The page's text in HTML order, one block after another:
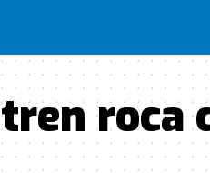
tren roca